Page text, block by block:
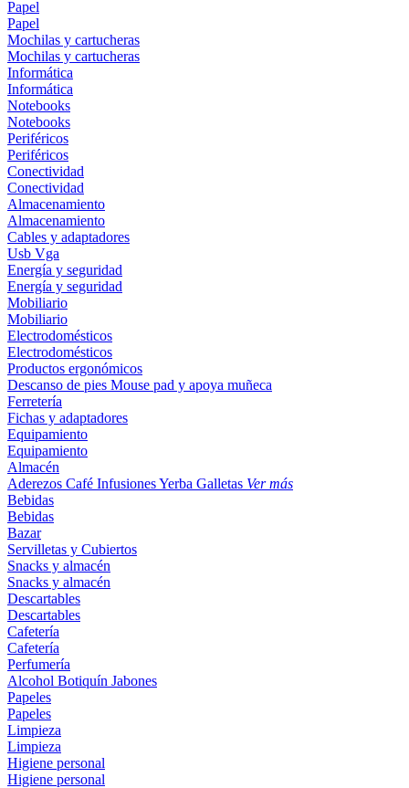
Papel
Papel
Mochilas y cartucheras
Mochilas y cartucheras
Informática
Informática
Notebooks
Notebooks
Periféricos
Periféricos
Conectividad
Conectividad
Almacenamiento
Almacenamiento
Cables y adaptadores
Usb Vga
Energía y seguridad
Energía y seguridad
Mobiliario
Mobiliario
Electrodomésticos
Electrodomésticos
Productos ergonómicos
Descanso de pies Mouse pad y apoya muñeca
Ferretería
Fichas y adaptadores
Equipamiento
Equipamiento
Almacén
Aderezos Café InfusionesYerba Galletas Ver más
Bebidas
Bebidas
Bazar
Servilletas y Cubiertos
Snacks y almacén
Snacks y almacén
Descartables
Descartables
Cafetería
Cafetería
Perfumería
Alcohol Botiquín Jabones
Papeles
Papeles
Limpieza
Limpieza
Higiene personal
Higiene personal